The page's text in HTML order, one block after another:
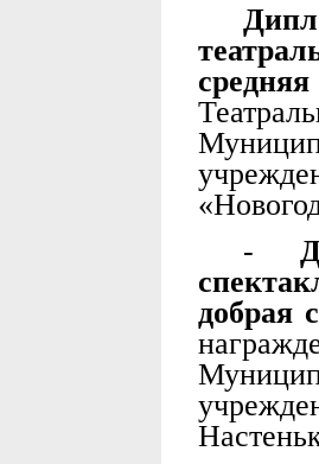
-
добрая